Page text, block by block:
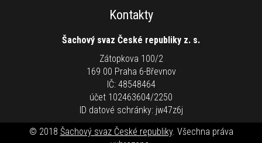
Kontakty
Šachový svaz České republiky z. s.
Zátopkova 100/2
169 00 Praha 6-Břevnov
IČ: 48548464
účet 102463604/2250
ID datové schránky: jw47z6j
© 2018 Šachový svaz České republiky. Všechna práva